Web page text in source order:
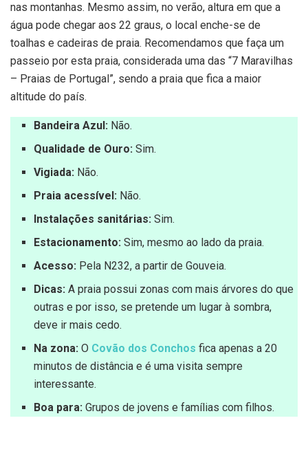
nas montanhas. Mesmo assim, no verão, altura em que a
água pode chegar aos 22 graus, o local enche-se de
toalhas e cadeiras de praia. Recomendamos que faça um
passeio por esta praia, considerada uma das “7 Maravilhas
– Praias de Portugal”, sendo a praia que fica a maior
altitude do país.
Bandeira Azul: Não.
Qualidade de Ouro:Sim.
Vigiada: Não.
Praia acessível: Não.
Instalações sanitárias:Sim.
Estacionamento: Sim, mesmo ao lado da praia.
Acesso: Pela N232, a partir de Gouveia.
Dicas: A praia possui zonas com mais árvores do que
outras e por isso, se pretende um lugar à sombra,
deve ir mais cedo.
Na zona: O Covão dos Conchos fica apenas a 20
minutos de distância e é uma visita sempre
interessante.
Boa para: Grupos de jovens e famílias com filhos.